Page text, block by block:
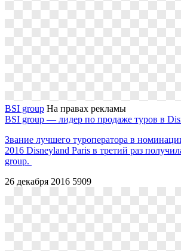
BSI group На правах рекламы
BSI group ― лидер по продаже туров в
Звание лучшего туроператора в
2016 Disneyland Paris в третий раз
group.
26 декабря 2016 5909